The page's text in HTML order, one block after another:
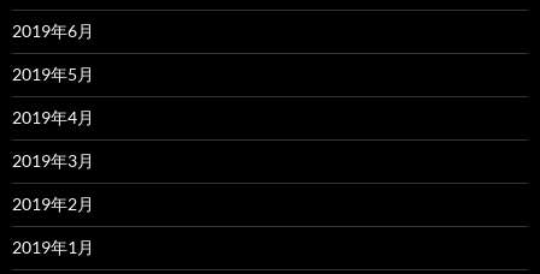
2019年6月
2019年5月
2019年4月
2019年3月
2019年2月
2019年1月